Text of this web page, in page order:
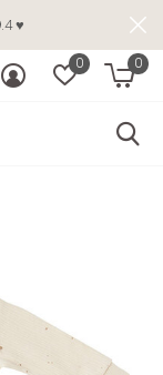
0 0
♥